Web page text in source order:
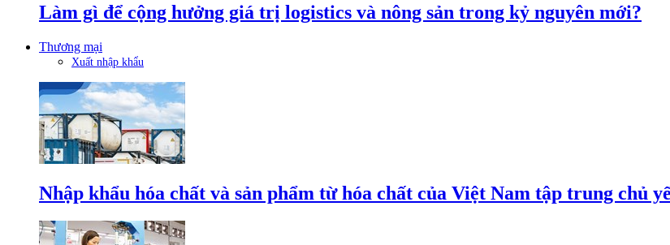
Làm gì để cộng hưởng giá trị logistics và nông sản trong kỷ nguyên mới?
Thương mại
Xuất nhập khẩu
Nhập khẩu hóa chất và sản phẩm từ hóa chất của Việt Nam tập trung chủ